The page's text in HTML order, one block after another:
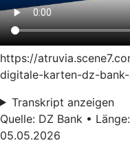
https://
digitale-karten-dz-
Transkript anzeigen
Quelle: DZ Bank •
05.05.2026